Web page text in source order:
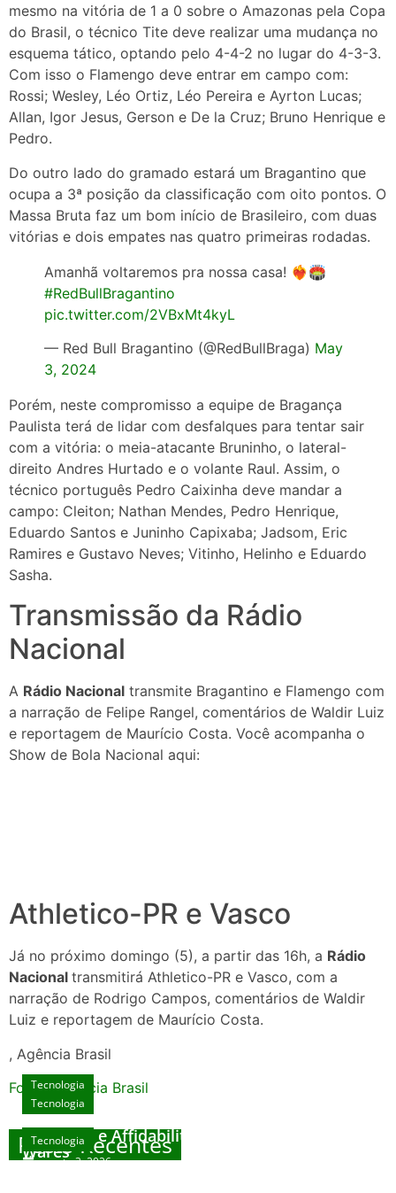
mesmo na vitória de 1 a 0 sobre o Amazonas pela Copa
do Brasil, o técnico Tite deve realizar uma mudança no
esquema tático, optando pelo 4-4-2 no lugar do 4-3-3.
Com isso o Flamengo deve entrar em campo com:
Rossi; Wesley, Léo Ortiz, Léo Pereira e Ayrton Lucas;
Allan, Igor Jesus, Gerson e De la Cruz; Bruno Henrique e
Pedro.
Do outro lado do gramado estará um Bragantino que
ocupa a 3ª posição da classificação com oito pontos. O
Massa Bruta faz um bom início de Brasileiro, com duas
vitórias e dois empates nas quatro primeiras rodadas.
Amanhã voltaremos pra nossa casa! ❤️‍🔥🏟️
#RedBullBragantino
pic.twitter.com/2VBxMt4kyL
— Red Bull Bragantino (@RedBullBraga) May
3, 2024
Porém, neste compromisso a equipe de Bragança
Paulista terá de lidar com desfalques para tentar sair
com a vitória: o meia-atacante Bruninho, o lateral-
direito Andres Hurtado e o volante Raul. Assim, o
técnico português Pedro Caixinha deve mandar a
campo: Cleiton; Nathan Mendes, Pedro Henrique,
Eduardo Santos e Juninho Capixaba; Jadsom, Eric
Ramires e Gustavo Neves; Vitinho, Helinho e Eduardo
Sasha.
Transmissão da Rádio
Nacional
A Rádio Nacional transmite Bragantino e Flamengo com
a narração de Felipe Rangel, comentários de Waldir Luiz
e reportagem de Maurício Costa. Você acompanha o
Show de Bola Nacional aqui:
Athletico-PR e Vasco
Já no próximo domingo (5), a partir das 16h, a Rádio
Nacional transmitirá Athletico-PR e Vasco, com a
narração de Rodrigo Campos, comentários de Waldir
Luiz e reportagem de Maurício Costa.
, Agência Brasil
Fonte: Agencia Brasil
Posts Recentes
Tecnologia
Unlock Exclusive Rewards at The Big Dog
House
agosto 3, 2026
Tecnologia
Sicurezza e Affidabilità di Mr Nulls Wicked
Wares
Tecnologia
Tecnologia